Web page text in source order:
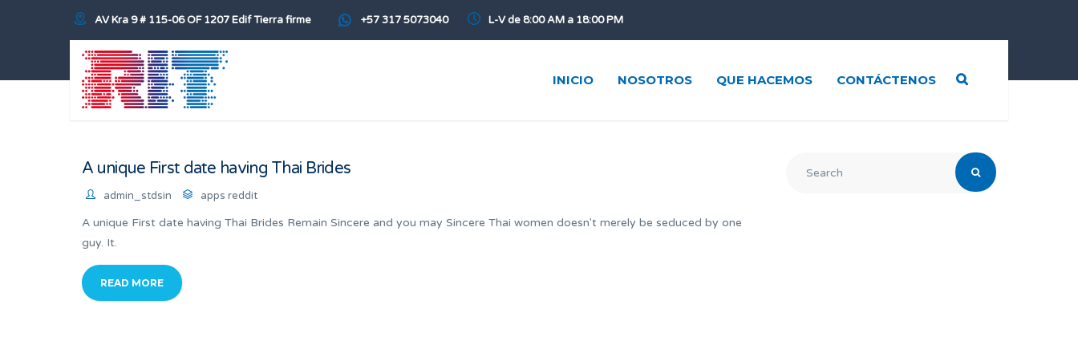
AV Kra 9 # 115-06 OF 1207 Edif Tierra firme +57 317 5073040 L-V de 8:00 AM a 18:00 PM
INICIO NOSOTROS QUE HACEMOS CONTÁCTENOS
A unique First date having Thai Brides
admin_stdsin apps reddit
A unique First date having Thai Brides Remain Sincere and you may Sincere Thai women doesn't merely be seduced by one
guy. It.
READ MORE